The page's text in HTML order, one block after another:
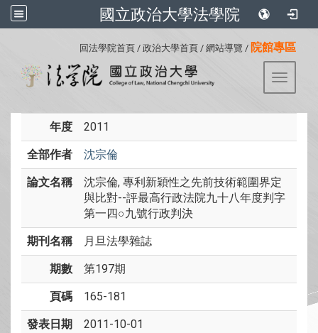
國立政治大學法學院
回法學院首頁 / 政治大學首頁 / 網站導覽 / 院館專區
Toggle
年度 2011
全部作者 沈宗倫
論文名稱
沈宗倫, 專利新穎性之先前技術範圍界定
與比對--評最高行政法院九十八年度判字
第一四○九號行政判決
期刊名稱 月旦法學雜誌
期數 第197期
頁碼 165-181
發表日期 2011-10-01